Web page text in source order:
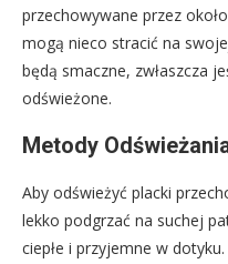
przechowywane przez
mogą nieco stracić na
będą smaczne, zwłaszcza
odświeżone.
Metody
Aby odświeżyć placki
lekko podgrzać na suchej
ciepłe i przyjemne w